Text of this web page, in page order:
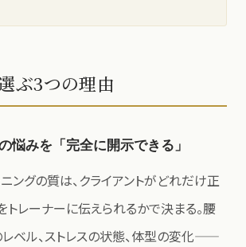
ぶ3つの理由
悩みを「完全に開示できる」
ングの質は、クライアントがどれだけ正
レーナーに伝えられるかで決まる。腰
ベル、ストレスの状態、体型の変化——